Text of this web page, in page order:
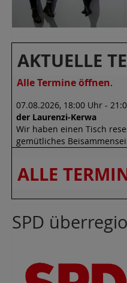
AKTUELLE
Alle Termine öffnen.
07.08.2026, 18:00 Uhr -
der Laurenzi-Kerwa
Wir haben einen Tisch
gemütliches
ALLE
SPD